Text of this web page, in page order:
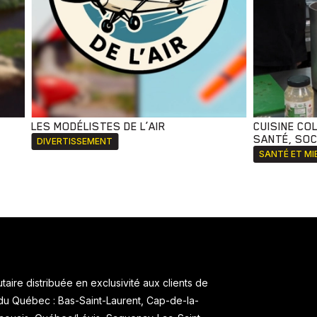
LES MODÉLISTES DE L’AIR
DIVERTISSEMENT
CUISINE
SANTÉ,
SANTÉ ET
distribuée en exclusivité aux clients de
Québec : Bas-Saint-Laurent, Cap-de-la-